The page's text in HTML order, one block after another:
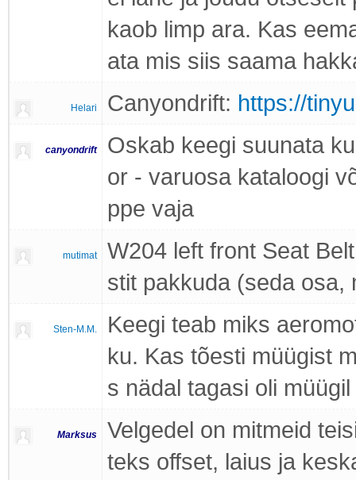
kaob limp ara. Kas
ata mis siis saama
Helari Canyondrift: https://
canyondrift
Oskab keegi suunata
or - varuosa kataloogi
ppe vaja
mutimat
W204 left front Seat
stit pakkuda (seda osa,
Sten-M.M.
Keegi teab miks
ku. Kas tõesti müügist
s nädal tagasi oli müügil
Marksus
Velgedel on mitmeid
teks offset, laius ja